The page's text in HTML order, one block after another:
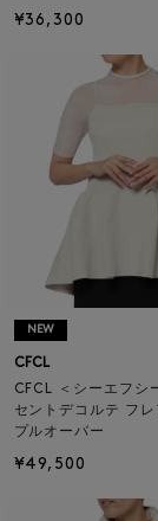
¥36,300
NEW
CFCL
CFCL ＜シーエフシ
セントデコルテ フレ
プルオーバー
¥49,500